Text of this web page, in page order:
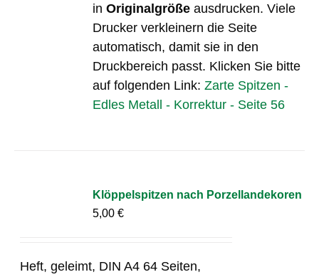
inOriginalgröße ausdrucken. Viele
Drucker verkleinern die Seite
automatisch, damit sie in den
Druckbereich passt. Klicken Sie bitte
auf folgenden Link:Zarte Spitzen -
Edles Metall - Korrektur - Seite 56
Klöppelspitzen nach Porzellandekoren
5,00€
Heft, geleimt, DIN A4 64 Seiten,